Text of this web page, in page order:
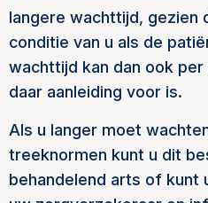
langere wachttijd, gezien
conditie van u als de
wachttijd kan dan ook
daar aanleiding voor is.
Als u langer moet
treeknormen kunt u dit
behandelend arts of kunt